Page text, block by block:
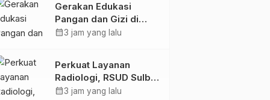
Bersama Sky World
TMII
Gerakan Edukasi
Pangan dan Gizi di
Mamasa: Tingkatkan
dalam Pemenuhan Gizi
calendar_month3 jam yang lalu
Perkuat Layanan
Radiologi, RSUD Sulbar
Sambut Kembali dr. Iis
calendar_month3 jam yang lalu